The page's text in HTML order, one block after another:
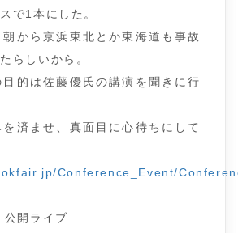
で1本にした。
から京浜東北とか東海道も事故
らしいから。
的は佐藤優氏の講演を聞きに行
済ませ、真面目に心待ちにして
Conference_Event/
公開ライブ